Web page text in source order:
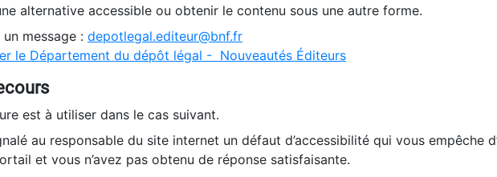
alternative accessible ou obtenir le contenu sous une autre forme.
message : depotlegal.editeur@bnf.fr
le Département du dépôt légal - Nouveautés Éditeurs
est à utiliser dans le cas suivant.
au responsable du site internet un défaut d’accessibilité qui vous empêche
et vous n’avez pas obtenu de réponse satisfaisante.